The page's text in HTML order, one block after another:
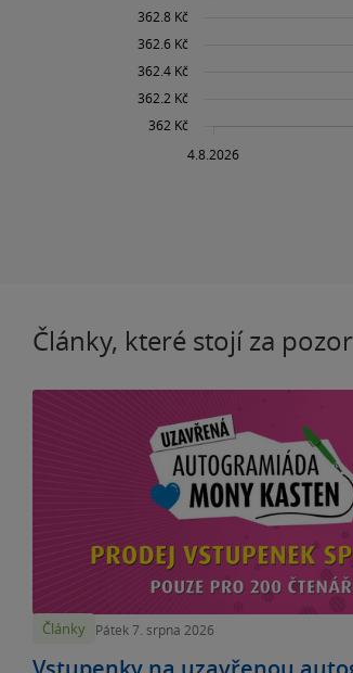
Články, které stojí za
Články Pátek 7. srpna 2026